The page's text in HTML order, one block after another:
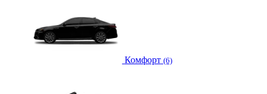
Комфорт (6)